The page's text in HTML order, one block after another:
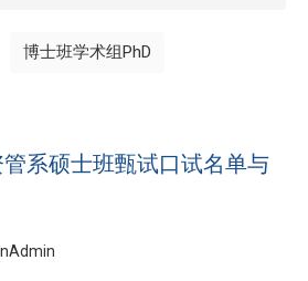
博士班学术组PhD
系硕士班甄试口试名单与